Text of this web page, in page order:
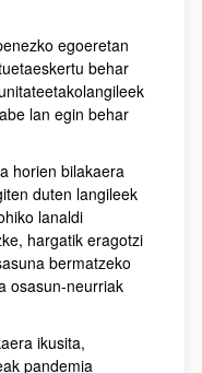
egoeretan
behar
lan egin behar
horien bilakaera
duten langileek
lanaldi
hargatik eragotzi
bermatzeko
osasun-neurriak
ikusita,
pandemia